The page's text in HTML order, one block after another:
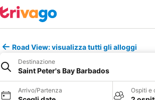
Road View: visualizza tutti gli alloggi
Destinazione
Saint Peter's Bay Barbados
Arrivo/Partenza Ospiti e